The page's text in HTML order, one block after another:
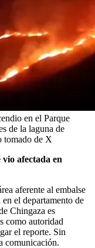
en el Parque
de la laguna de
tomado de X
afectada en
aferente al embalse
el departamento de
Chingaza es
como autoridad
el reporte. Sin
comunicación.